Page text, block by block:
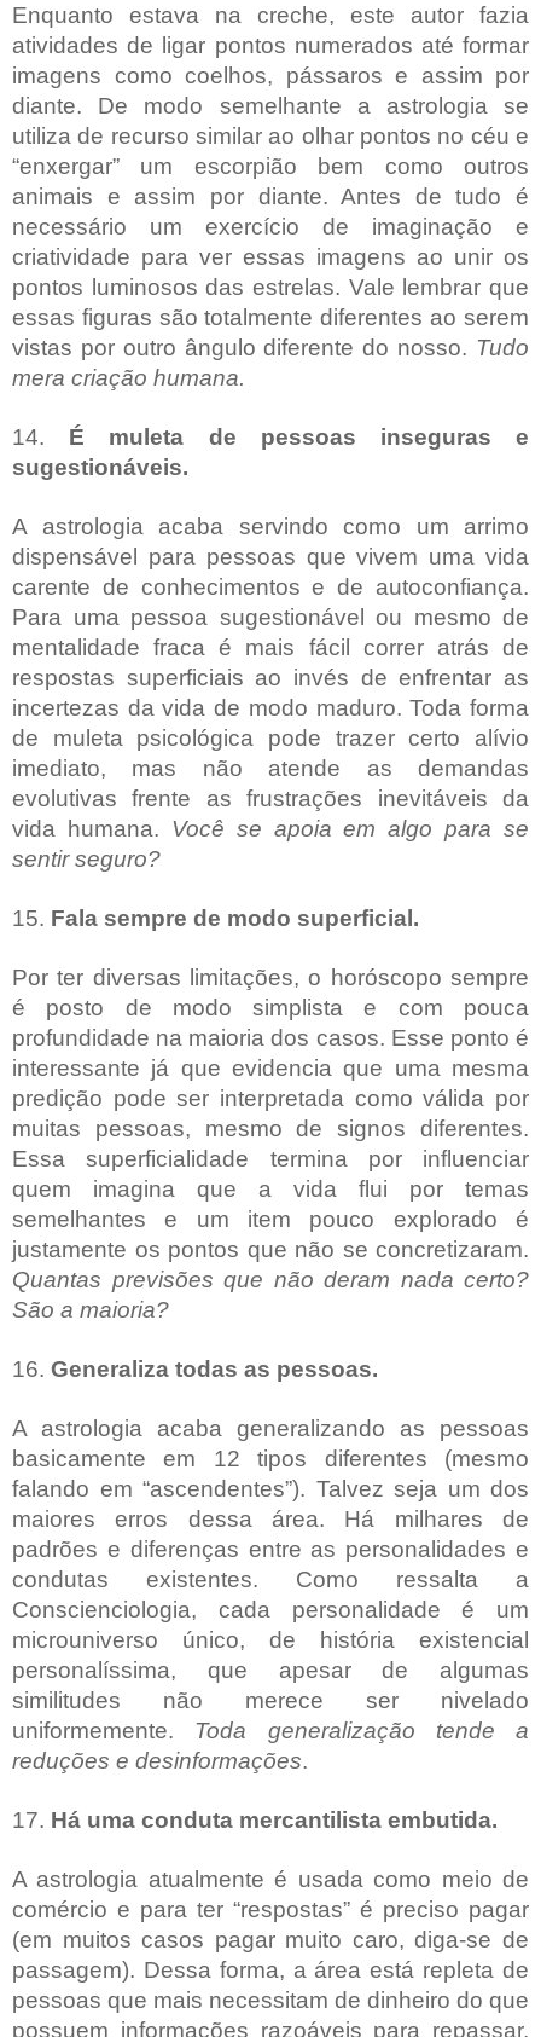
Enquanto estava na creche, este autor fazia
atividades de ligar pontos numerados até formar
imagens como coelhos, pássaros e assim por
diante. De modo semelhante a astrologia se
utiliza de recurso similar ao olhar pontos no céu e
“enxergar” um escorpião bem como outros
animais e assim por diante. Antes de tudo é
necessário um exercício de imaginação e
criatividade para ver essas imagens ao unir os
pontos luminosos das estrelas. Vale lembrar que
essas figuras são totalmente diferentes ao serem
vistas por outro ângulo diferente do nosso. Tudo
mera criação humana.
14. É muleta de pessoas inseguras e
sugestionáveis.
A astrologia acaba servindo como um arrimo
dispensável para pessoas que vivem uma vida
carente de conhecimentos e de autoconfiança.
Para uma pessoa sugestionável ou mesmo de
mentalidade fraca é mais fácil correr atrás de
respostas superficiais ao invés de enfrentar as
incertezas da vida de modo maduro. Toda forma
de muleta psicológica pode trazer certo alívio
imediato, mas não atende as demandas
evolutivas frente as frustrações inevitáveis da
vida humana. Você se apoia em algo para se
sentir seguro?
15. Fala sempre de modo superficial.
Por ter diversas limitações, o horóscopo sempre
é posto de modo simplista e com pouca
profundidade na maioria dos casos. Esse ponto é
interessante já que evidencia que uma mesma
predição pode ser interpretada como válida por
muitas pessoas, mesmo de signos diferentes.
Essa superficialidade termina por influenciar
quem imagina que a vida flui por temas
semelhantes e um item pouco explorado é
justamente os pontos que não se concretizaram.
Quantas previsões que não deram nada certo?
São a maioria?
16. Generaliza todas as pessoas.
A astrologia acaba generalizando as pessoas
basicamente em 12 tipos diferentes (mesmo
falando em “ascendentes”). Talvez seja um dos
maiores erros dessa área. Há milhares de
padrões e diferenças entre as personalidades e
condutas existentes. Como ressalta a
Conscienciologia, cada personalidade é um
microuniverso único, de história existencial
personalíssima, que apesar de algumas
similitudes não merece ser nivelado
uniformemente. Toda generalização tende a
reduções e desinformações.
17. Há uma conduta mercantilista embutida.
A astrologia atualmente é usada como meio de
comércio e para ter “respostas” é preciso pagar
(em muitos casos pagar muito caro, diga-se de
passagem). Dessa forma, a área está repleta de
pessoas que mais necessitam de dinheiro do que
possuem informações razoáveis para repassar.